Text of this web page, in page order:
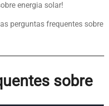
energia solar!
perguntas frequentes sobre
sobre